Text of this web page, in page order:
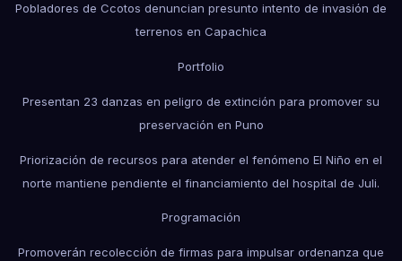
Pobladores de Ccotos denuncian presunto intento de invasión de
terrenos en Capachica
Portfolio
Presentan 23 danzas en peligro de extinción para promover su
preservación en Puno
Priorización de recursos para atender el fenómeno El Niño en el
norte mantiene pendiente el financiamiento del hospital de Juli.
Programación
Promoverán recolección de firmas para impulsar ordenanza que